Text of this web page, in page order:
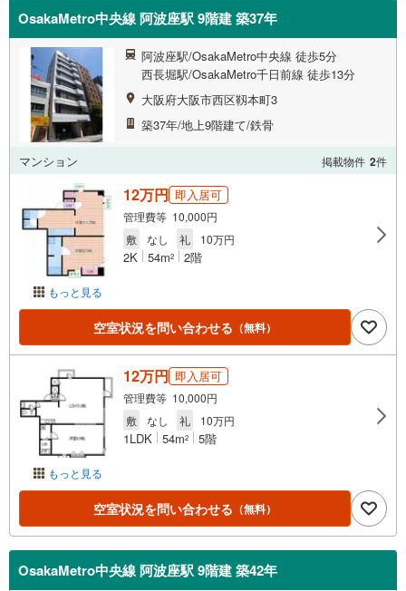
OsakaMetro中央線 阿波座駅 9階建 築37年
阿波座駅/OsakaMetro中央線 徒歩5分
西長堀駅/OsakaMetro千日前線 徒歩13分
大阪府大阪市西区靱本町3
築37年/地上9階建て/鉄骨
マンション 掲載物件 2件
もっと見る
12万円 即入居可
管理費等 10,000円
敷
なし 礼 10万円
2K 54m2 2階
空室状況を問い合わせる （無料）
もっと見る
12万円 即入居可
管理費等 10,000円
敷
なし 礼 10万円
1LDK 54m2 5階
空室状況を問い合わせる （無料）
OsakaMetro中央線 阿波座駅 9階建 築42年